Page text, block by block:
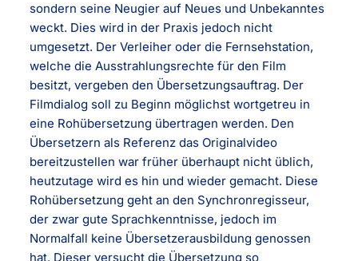
sondern seine Neugier auf Neues und Unbekanntes
weckt. Dies wird in der Praxis jedoch nicht
umgesetzt. Der Verleiher oder die Fernsehstation,
welche die Ausstrahlungsrechte für den Film
besitzt, vergeben den Übersetzungsauftrag. Der
Filmdialog soll zu Beginn möglichst wortgetreu in
eine Rohübersetzung übertragen werden. Den
Übersetzern als Referenz das Originalvideo
bereitzustellen war früher überhaupt nicht üblich,
heutzutage wird es hin und wieder gemacht. Diese
Rohübersetzung geht an den Synchronregisseur,
der zwar gute Sprachkenntnisse, jedoch im
Normalfall keine Übersetzerausbildung genossen
hat. Dieser versucht die Übersetzung so